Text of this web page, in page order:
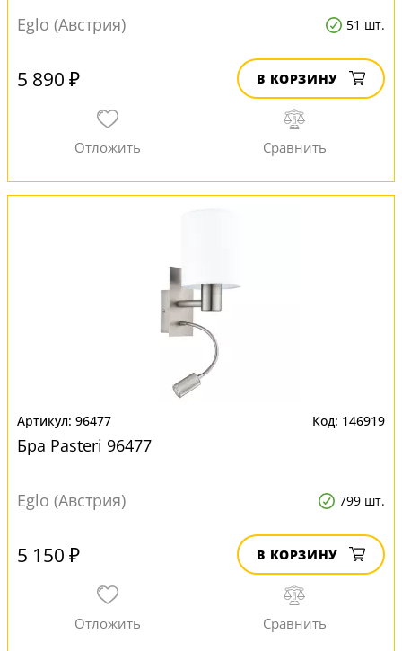
Eglo (Австрия) 51 шт.
5 890 ₽ В КОРЗИНУ
96477 146919
Бра Pasteri 96477
Eglo (Австрия) 799 шт.
5 150 ₽ В КОРЗИНУ